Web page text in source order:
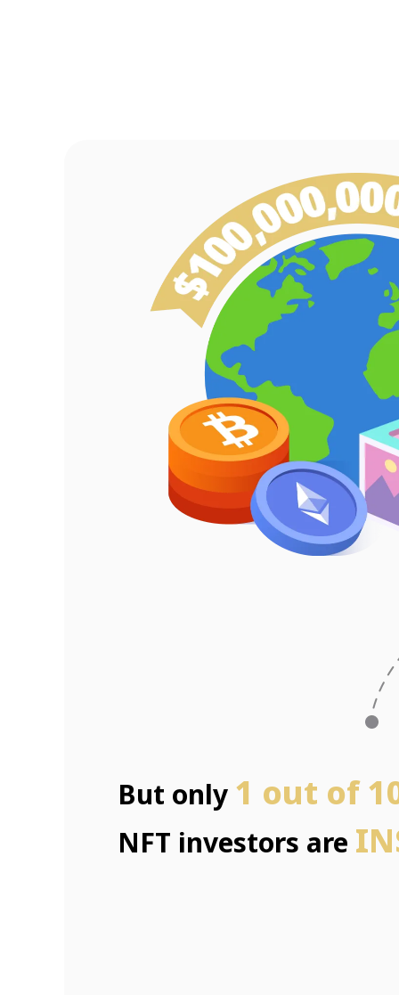
But only 1 out of
NFT investors are